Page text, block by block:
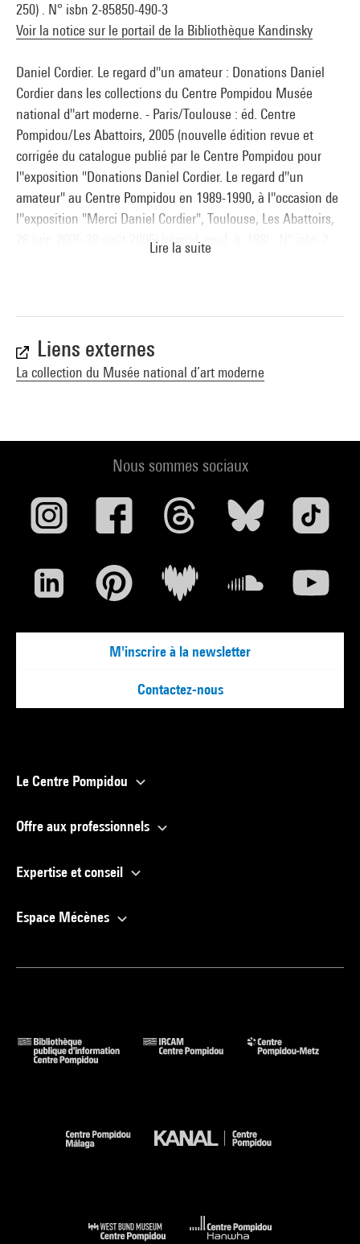
250) . N° isbn 2-85850-490-3
Voir la notice sur le portail de la Bibliothèque Kandinsky
Daniel Cordier. Le regard d''un amateur : Donations Daniel
Cordier dans les collections du Centre Pompidou Musée
national d''art moderne. - Paris/Toulouse : éd. Centre
Pompidou/Les Abattoirs, 2005 (nouvelle édition revue et
corrigée du catalogue publié par le Centre Pompidou pour
l''exposition "Donations Daniel Cordier. Le regard d''un
amateur" au Centre Pompidou en 1989-1990, à l''occasion de
l''exposition "Merci Daniel Cordier", Toulouse, Les Abattoirs,
28 juin 2005-28 août 2005) (reprod. coul. p. 188) . N° isbn 2-
Lire la suite
Liens externes
La collection du Musée national d’art moderne
Nous sommes sociaux
M'inscrire à la newsletter
Contactez-nous
Le Centre Pompidou
Offre aux professionnels
Expertise et conseil
Espace Mécènes